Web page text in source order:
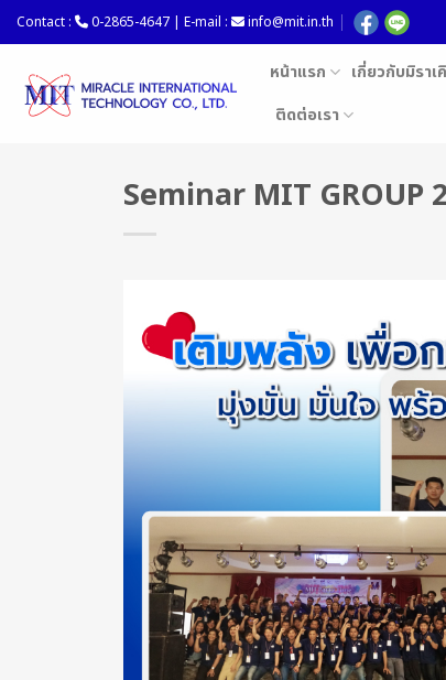
Skip
to
content
Contact : 0-2865-4647 | E-mail : info@mit.in.th
หน้าแรก เกี่ยวกับมิราเ
ติดต่อเรา
Seminar MIT GROUP